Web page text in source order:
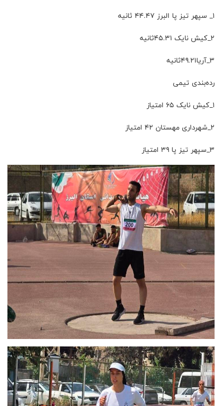
۱_ سپهر تیز پا البرز ۴۴.۴۷ ثانیه
۲_کیش نایک ۴۵.۳۱ثانیه
۳_آریا۴۹.۲۱ثانیه
رده‌بندی تیمی
۱_کیش نایک ۶۵ امتیاز
۲_شهرداری مهستان ۴۲ امتیاز
۳_سپهر تیز پا ۳۹ امتیاز